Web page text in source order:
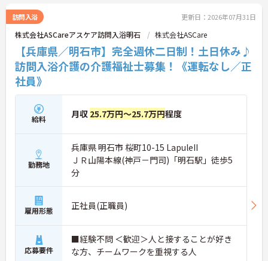
訪問入浴 更新日：2026年07月31日
株式会社ASCareアスケア訪問入浴明石 株式会社ASCare
【兵庫県／明石市】完全週休二日制！土日休み♪
訪問入浴介護の介護福祉士募集！《運転なし／正
社員》
給料 月収 25.7万円～25.7万円程度
勤務地
兵庫県 明石市 桜町10-15 LapuleII
ＪＲ山陽本線(神戸－門司)「明石駅」徒歩5
分
雇用形態 正社員(正職員)
応募要件
■経験不問 ＜歓迎＞人と接することが好き
な方、チームワークを重視する人